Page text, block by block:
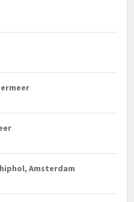
Amsterdam